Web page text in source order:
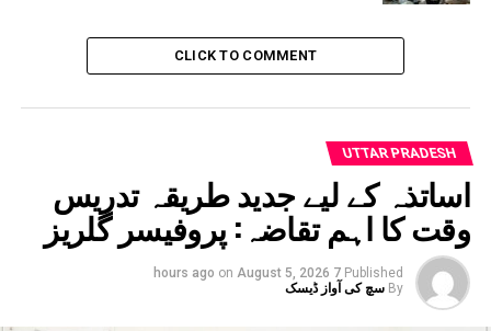
CLICK TO COMMENT
UTTAR PRADESH
اساتذہ کے لیے جدید طریقہ تدریس
وقت کا اہم تقاضہ: پروفیسر گلریز
Published
7 hours ago
on August 5, 2026
By سچ کی آواز ڈیسک